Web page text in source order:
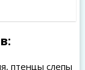
птенцы слепы